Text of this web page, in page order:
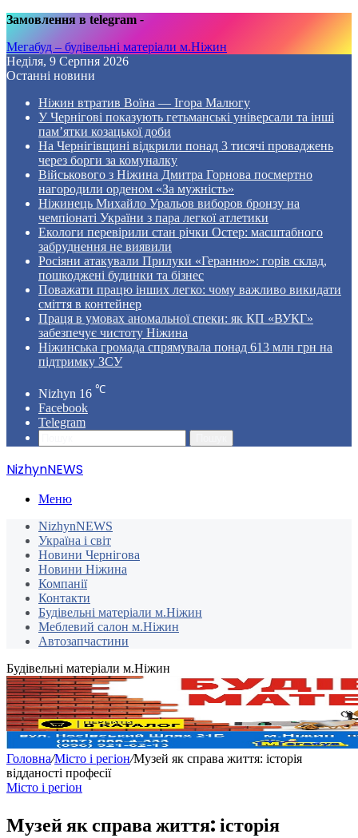
Замовлення в telegram -
Мегабуд – будівельні матеріали м.Ніжин
Неділя, 9 Серпня 2026
Останні новини
Ніжин втратив Воїна — Ігора Малюгу
У Чернігові показують гетьманські універсали та інші
пам’ятки козацької доби
На Чернігівщині відкрили понад 3 тисячі проваджень
через борги за комуналку
Військового з Ніжина Дмитра Горнова посмертно
нагородили орденом «За мужність»
Ніжинець Михайло Уральов виборов бронзу на
чемпіонаті України з пара легкої атлетики
Екологи перевірили стан річки Остер: масштабного
забруднення не виявили
Росіяни атакували Прилуки «Геранню»: горів склад,
пошкоджені будинки та бізнес
Поважати працю інших легко: чому важливо викидати
сміття в контейнер
Праця в умовах аномальної спеки: як КП «ВУКГ»
забезпечує чистоту Ніжина
Ніжинська громада спрямувала понад 613 млн грн на
підтримку ЗСУ
Nizhyn 16 ℃
Facebook
Telegram
NizhynNEWS
Меню
NizhynNEWS
Україна і світ
Новини Чернігова
Новини Ніжина
Компанії
Контакти
Будівельні матеріали м.Ніжин
Меблевий салон м.Ніжин
Автозапчастини
Будівельні матеріали м.Ніжин
Головна/Місто і регіон/Музей як справа життя: історія
відданості професії
Місто і регіон
Музей як справа життя: історія